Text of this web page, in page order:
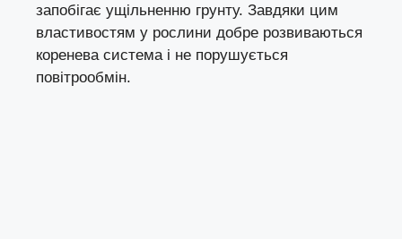
запобігає ущільненню грунту. Завдяки цим
властивостям у рослини добре розвиваються
коренева система і не порушується
повітрообмін.